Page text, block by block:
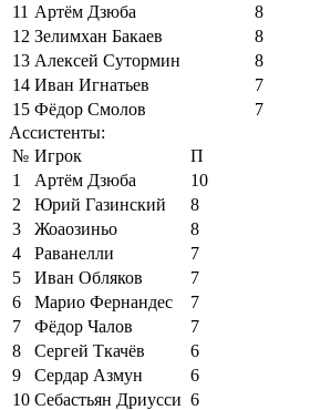
11 Артём Дзюба
8
12 Зелимхан Бакаев
8
13 Алексей Сутормин
8
14 Иван Игнатьев
7
15 Фёдор Смолов
7
Ассистенты:
№ Игрок
П
1
Артём Дзюба
10
2
Юрий Газинский
8
3
Жоаозиньо
8
4
Раванелли
7
5
Иван Обляков
7
6
Марио Фернандес
7
7
Фёдор Чалов
7
8
Сергей Ткачёв
6
9
Сердар Азмун
6
10 Себастьян Дриусси 6